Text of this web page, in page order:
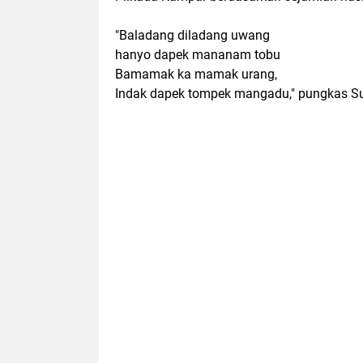
"Baladang diladang uwang
hanyo dapek mananam tobu
Bamamak ka mamak urang,
Indak dapek tompek mangadu," pungkas